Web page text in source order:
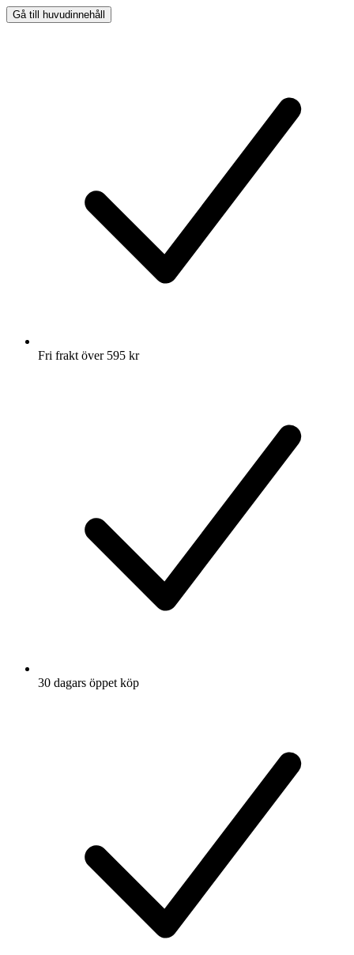
Gå till huvudinnehåll
Fri frakt över 595 kr
30 dagars öppet köp